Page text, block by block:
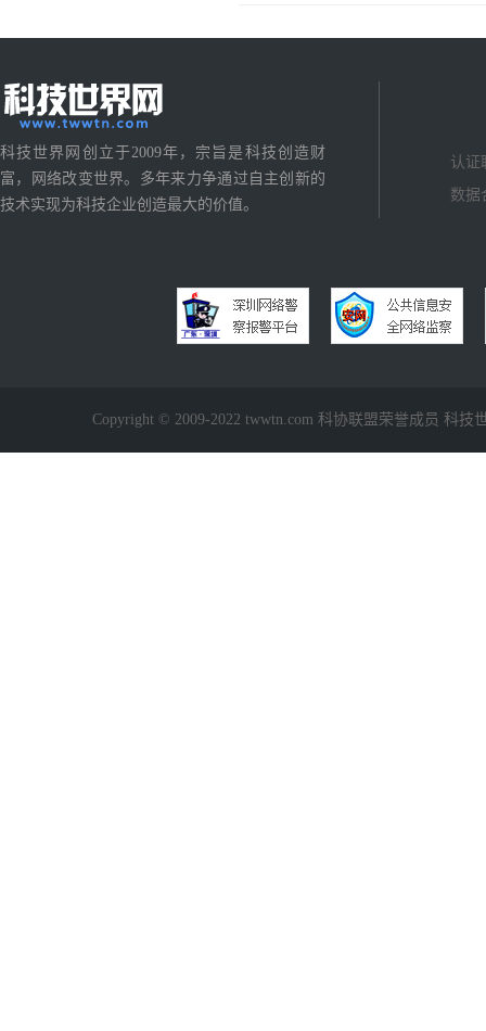
科技世界网创立于2009年，宗旨是科技创造财
富，网络改变世界。多年来力争通过自主创新的
技术实现为科技企业创造最大的价值。
认证
数据
Copyright © 2009-2022 twwtn.com 科协联盟荣誉成员 科